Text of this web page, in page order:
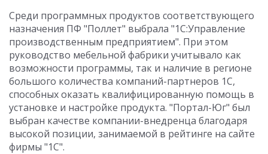
Среди программных продуктов соответствующего
назначения ПФ "Поллет" выбрала "1С:Управление
производственным предприятием". При этом
руководство мебельной фабрики учитывало как
возможности программы, так и наличие в регионе
большого количества компаний-партнеров 1С,
способных оказать квалифицированную помощь в
установке и настройке продукта. "Портал-Юг" был
выбран качестве компании-внедренца благодаря
высокой позиции, занимаемой в рейтинге на сайте
фирмы "1С".